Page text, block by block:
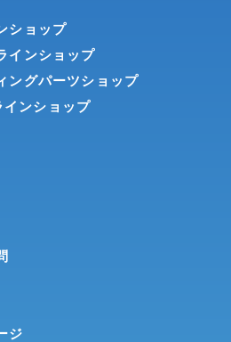
ショップ
インショップ
ングパーツショップ
ンショップ
ジ